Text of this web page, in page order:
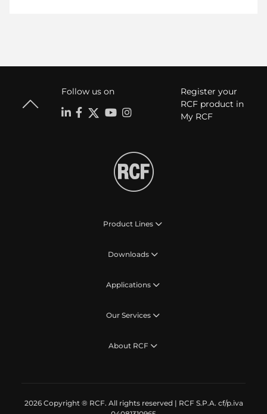
Follow us on
Register your
RCF product in
My RCF
Product Lines
Downloads
Applications
Our Services
About RCF
2026 Copyright ® RCF. All rights reserved | RCF S.P.A. cf/p.iva